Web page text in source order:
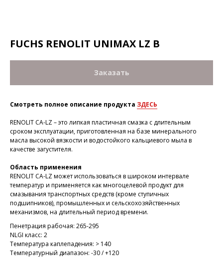
FUCHS RENOLIT UNIMAX LZ B
Заказать
Смотреть полное описание продукта ЗДЕСЬ
RENOLIT CA-LZ – это липкая пластичная смазка с длительным
сроком эксплуатации, приготовленная на базе минерального
масла высокой вязкости и водостойкого кальциевого мыла в
качестве загустителя.
Область применения
RENOLIT CA-LZ может использоваться в широком интервале
температур и применяется как многоцелевой продукт для
смазывания транспортных средств (кроме ступичных
подшипников), промышленных и сельскохозяйственных
механизмов, на длительный период времени.
Пенетрация рабочая: 265-295
NLGI класс: 2
Температура каплепадения: > 140
Температурный диапазон: -30 / +120